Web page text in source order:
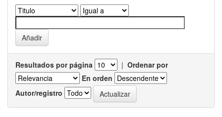
Resultados por página | Ordenar por
En orden
Autor/registro